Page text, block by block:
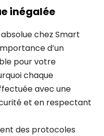
inégalée
chez Smart
d’un
pour votre
chaque
avec une
et en respectant
des protocoles